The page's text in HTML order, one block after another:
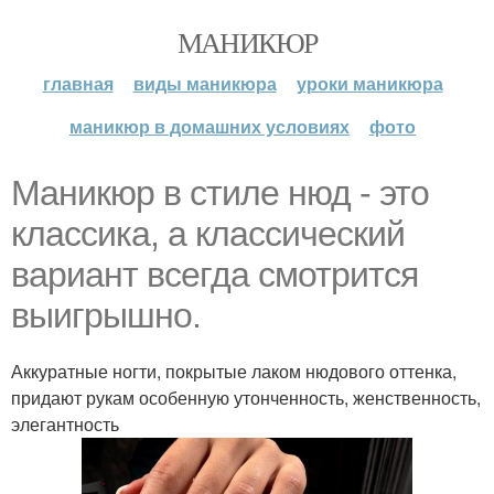
МАНИКЮР
главная виды маникюра
уроки маникюра
маникюр в домашних условиях
фото
Маникюр в стиле нюд - это
классика, а классический
вариант всегда смотрится
выигрышно.
Аккуратные ногти, покрытые лаком нюдового оттенка,
придают рукам особенную утонченность, женственность,
элегантность